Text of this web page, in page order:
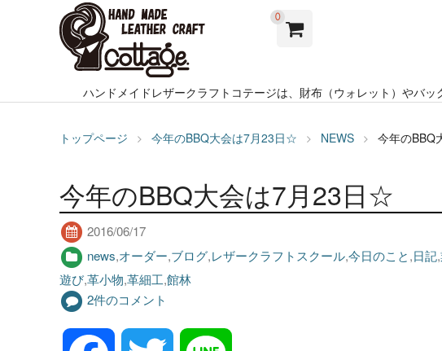
0
ハンドメイドレザークラフトコテージは、財布（ウォレット）やバッ
トップページ 今年のBBQ大会は7月23日☆ NEWS 今年のBBQ
今年のBBQ大会は7月23日☆
2016/06/17
news,オーダー,ブログ,レザークラフトスクール,今日のこと,日記,
遊び,革小物,革細工,館林
2件のコメント